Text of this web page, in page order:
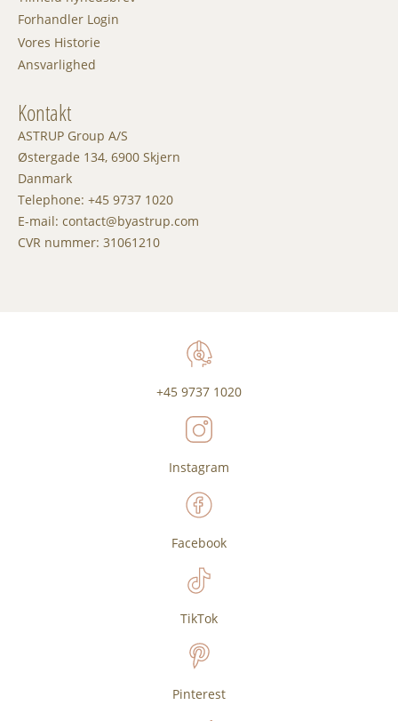
Forhandler Login
Vores Historie
Ansvarlighed
Kontakt
ASTRUP Group A/S
Østergade 134, 6900 Skjern
Danmark
Telephone: +45 9737 1020
E-mail: contact@byastrup.com
CVR nummer: 31061210
+45 9737 1020
Instagram
Facebook
TikTok
Pinterest